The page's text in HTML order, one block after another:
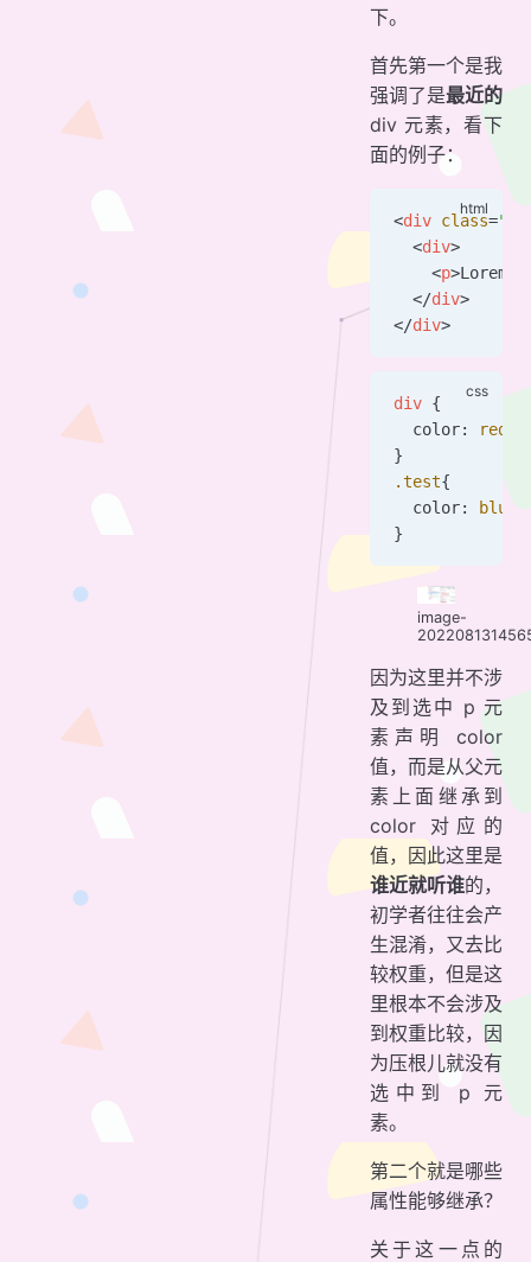
下。
首先第一个是我
强调了是最近的
div 元素，看下
面的例子：
<div class=
  <
div>
    <
p>Lorem
  </
div>
</div>
div {
  color:
red
}
.test{
  color:
blue
}
image-
因为这里并不涉
及到选中 p 元
素声明 color
值，而是从父元
素上面继承到
color 对应的
值，因此这里是
谁近就听谁的，
初学者往往会产
生混淆，又去比
较权重，但是这
里根本不会涉及
到权重比较，因
为压根儿就没有
选中到 p 元
素。
第二个就是哪些
属性能够继承？
关于这一点的